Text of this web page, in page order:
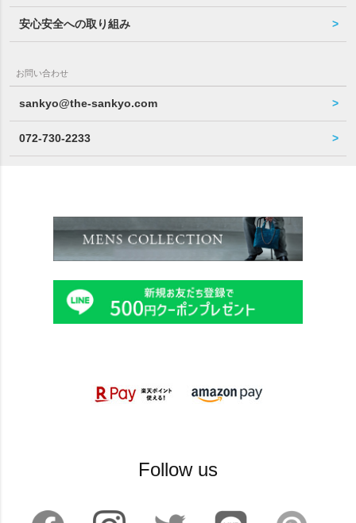
安心安全への取り組み
お問い合わせ
sankyo@the-sankyo.com
072-730-2233
Follow us